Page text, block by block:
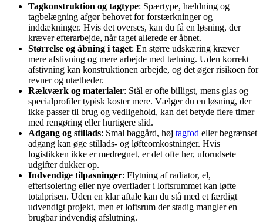
Tagkonstruktion og tagtype: Spærtype, hældning og
tagbelægning afgør behovet for forstærkninger og
inddækninger. Hvis det overses, kan du få en løsning, der
kræver efterarbejde, når taget allerede er åbnet.
Størrelse og åbning i taget: En større udskæring kræver
mere afstivning og mere arbejde med tætning. Uden korrekt
afstivning kan konstruktionen arbejde, og det øger risikoen for
revner og utætheder.
Rækværk og materialer: Stål er ofte billigst, mens glas og
specialprofiler typisk koster mere. Vælger du en løsning, der
ikke passer til brug og vedligehold, kan det betyde flere timer
med rengøring eller hurtigere slid.
Adgang og stillads: Smal baggård, høj tagfod eller begrænset
adgang kan øge stillads- og løfteomkostninger. Hvis
logistikken ikke er medregnet, er det ofte her, uforudsete
udgifter dukker op.
Indvendige tilpasninger: Flytning af radiator, el,
efterisolering eller nye overflader i loftsrummet kan løfte
totalprisen. Uden en klar aftale kan du stå med et færdigt
udvendigt projekt, men et loftsrum der stadig mangler en
brugbar indvendig afslutning.